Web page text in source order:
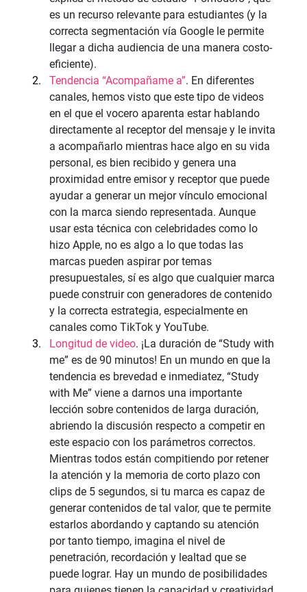
es un recurso relevante para estudiantes (y la
correcta segmentación vía Google le permite
llegar a dicha audiencia de una manera costo-
eficiente).
Tendencia “Acompañame a”. En diferentes
canales, hemos visto que este tipo de videos
en el que el vocero aparenta estar hablando
directamente al receptor del mensaje y le invita
a acompañarlo mientras hace algo en su vida
personal, es bien recibido y genera una
proximidad entre emisor y receptor que puede
ayudar a generar un mejor vínculo emocional
con la marca siendo representada. Aunque
usar esta técnica con celebridades como lo
hizo Apple, no es algo a lo que todas las
marcas pueden aspirar por temas
presupuestales, sí es algo que cualquier marca
puede construir con generadores de contenido
y la correcta estrategia, especialmente en
canales como TikTok y YouTube.
Longitud de video. ¡La duración de “Study with
me” es de 90 minutos! En un mundo en que la
tendencia es brevedad e inmediatez, “Study
with Me” viene a darnos una importante
lección sobre contenidos de larga duración,
abriendo la discusión respecto a competir en
este espacio con los parámetros correctos.
Mientras todos están compitiendo por retener
la atención y la memoria de corto plazo con
clips de 5 segundos, si tu marca es capaz de
generar contenidos de tal valor, que te permite
estarlos abordando y captando su atención
por tanto tiempo, imagina el nivel de
penetración, recordación y lealtad que se
puede lograr. Hay un mundo de posibilidades